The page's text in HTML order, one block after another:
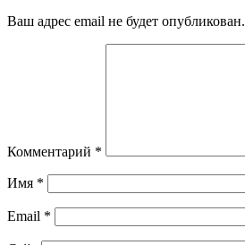
Ваш адрес email не будет опубликован.
Комментарий *
Имя *
Email *